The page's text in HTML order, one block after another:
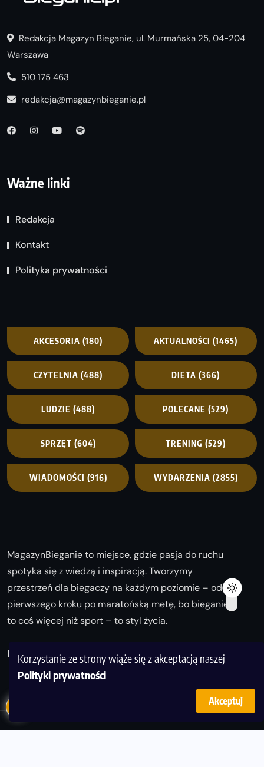
Korzystanie ze strony wiąże się z akceptacją naszej
Polityki prywatności
Akceptuj
Redakcja Magazyn Bieganie, ul. Murmańska 25, 04-204
Warszawa
510 175 463
redakcja@magazynbieganie.pl
Ważne linki
Redakcja
Kontakt
Polityka prywatności
AKCESORIA (180) AKTUALNOŚCI (1465)
CZYTELNIA (488) DIETA (366)
LUDZIE (488) POLECANE (529)
SPRZĘT (604) TRENING (529)
WIADOMOŚCI (916) WYDARZENIA (2855)
MagazynBieganie to miejsce, gdzie pasja do ruchu
spotyka się z wiedzą i inspiracją. Tworzymy
przestrzeń dla biegaczy na każdym poziomie – od
pierwszego kroku po maratońską metę, bo bieganie
to coś więcej niż sport – to styl życia.
Biegaj z nami i odkrywaj swoją najlepszą wersję!